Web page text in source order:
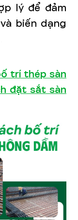
lý để đảm
biến dạng
trí thép sàn
đặt sắt sàn